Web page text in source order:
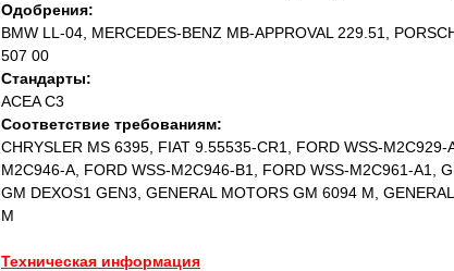
Одобрения:
BMW LL-04, MERCEDES-BENZ MB-APPROVAL 229.51,
507 00
Стандарты:
ACEA C3
Соответствие требованиям:
CHRYSLER MS 6395, FIAT 9.55535-CR1, FORD WSS-M2C929-
M2C946-A, FORD WSS-M2C946-B1, FORD WSS-M2C961-A1,
GM DEXOS1 GEN3, GENERAL MOTORS GM 6094 M,
M
Техническая информация